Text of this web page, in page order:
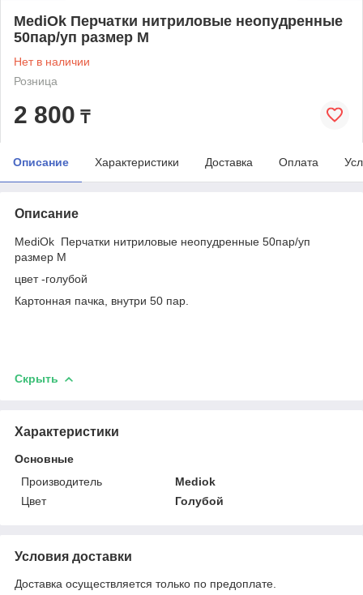
MediOk Перчатки нитриловые неопудренные
50пар/уп размер M
Нет в наличии
Розница
2 800 ₸
Описание Характеристики Доставка Оплата
Описание
MediOk Перчатки нитриловые неопудренные 50пар/уп
размер M
цвет -голубой
Картонная пачка, внутри 50 пар.
Скрыть
Характеристики
Основные
Производитель
Mediok
Цвет
Голубой
Условия доставки
Доставка осуществляется только по предоплате.